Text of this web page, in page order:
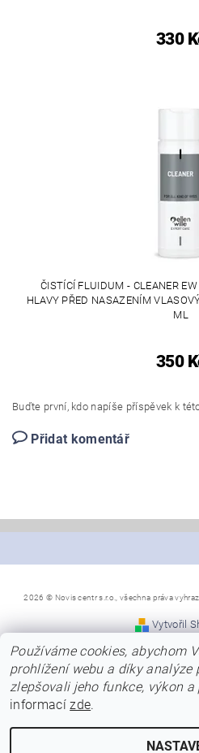
330
ČISTÍCÍ FLUIDUM - CLEANER
HLAVY PŘED NASAZENÍM
ML
350
Buďte první, kdo napíše příspěvek k
Přidat komentář
2026 © Novis centr s.r.o., všechna práva
Vytvořil
*Snažíme se, aby naše stránky
poskytly Vám dostatek informací
o nabízených modelech, jejich
Přesto se předem omlouváme
nebo za chybně uvedené barvy
u modelů. Naši dodavatelé
a ne vždy jsme schopni tyto
Používáme cookies, abychom
prohlížení webu a díky analýze
zlepšovali jeho funkce, výkon a
informacízde.